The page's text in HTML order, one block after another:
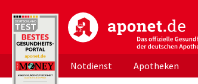
aponet.de - Das offizielle
Notdienst Apotheken